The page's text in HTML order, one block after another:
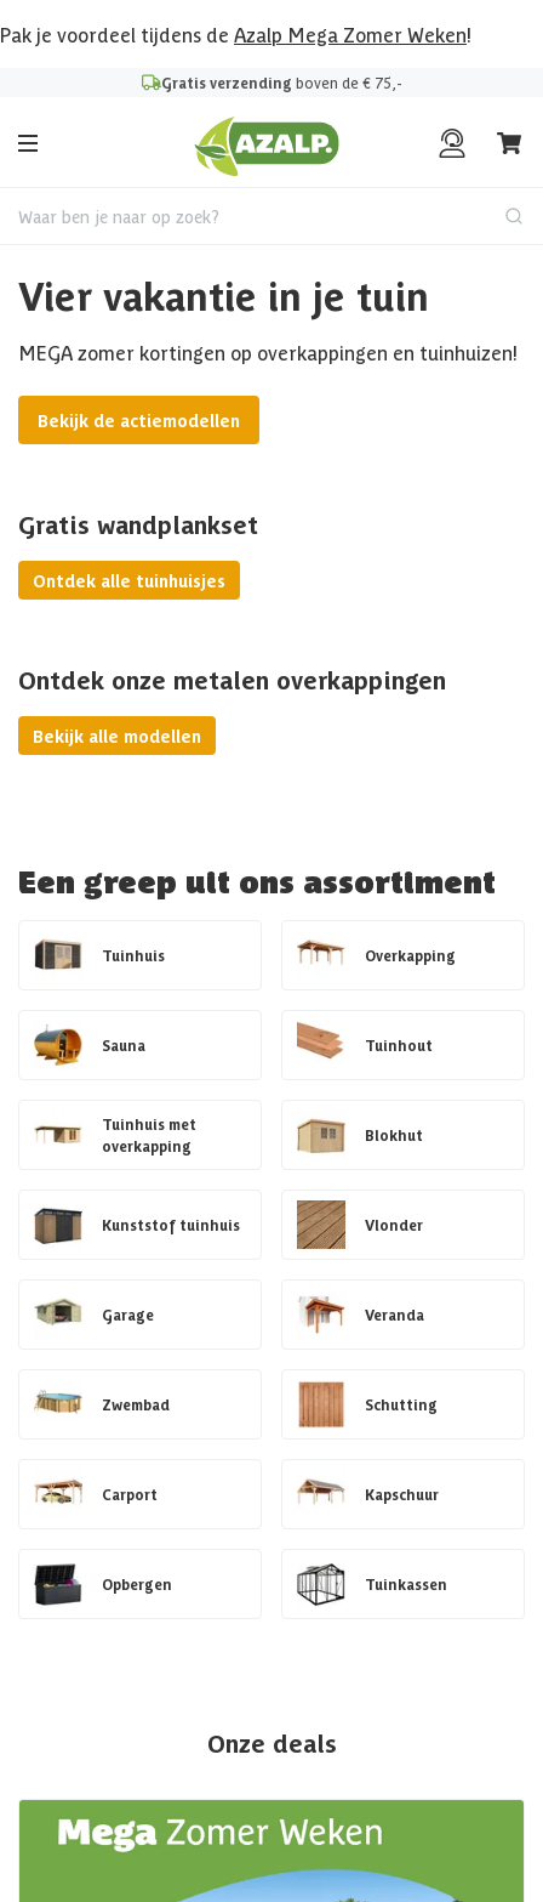
Pak je voordeel tijdens de Azalp Mega Zomer Weken!
Gratis verzending boven de € 75,-
Waar ben je naar op zoek?
Vier vakantie in je tuin
MEGA zomer kortingen op overkappingen en tuinhuizen!
Bekijk de actiemodellen
Gratis wandplankset
Ontdek alle tuinhuisjes
Ontdek onze metalen overkappingen
Bekijk alle modellen
Een greep uit ons assortiment
Tuinhuis Overkapping
Sauna Tuinhout
Tuinhuis met
overkapping
Blokhut
Kunststof tuinhuis Vlonder
Garage Veranda
Zwembad Schutting
Carport Kapschuur
Opbergen Tuinkassen
Onze deals